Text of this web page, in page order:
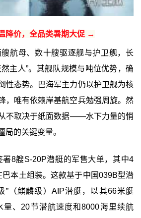
降价，全品类暑期大促 →
航母、数十艘驱逐舰与护卫舰，长
主人”。其舰队规模与吨位优势，确
性态势。巴海军主力仍以护卫舰为核
，唯有依赖岸基航空兵勉强周旋。然
不取决于纸面数据——水下力量的悄
局的关键变量。
署8艘S-20P潜艇的军售大单，其中4
本土组装。这款基于中国039B型潜
”（麒麟级）AIP潜艇，以其66米艇
量、20节潜航速度和8000海里续航